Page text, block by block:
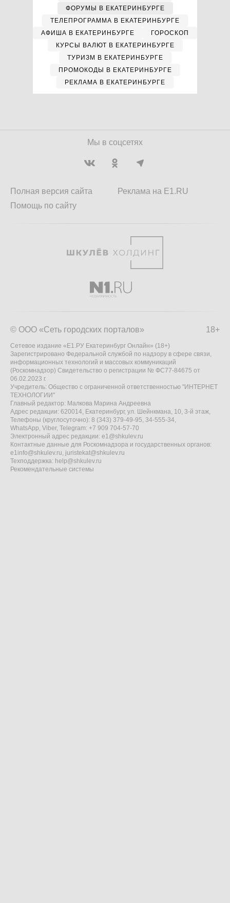
ФОРУМЫ В ЕКАТЕРИНБУРГЕ
ТЕЛЕПРОГРАММА В ЕКАТЕРИНБУРГЕ
АФИША В ЕКАТЕРИНБУРГЕ
ГОРОСКОП
КУРСЫ ВАЛЮТ В ЕКАТЕРИНБУРГЕ
ТУРИЗМ В ЕКАТЕРИНБУРГЕ
ПРОМОКОДЫ В ЕКАТЕРИНБУРГЕ
РЕКЛАМА В ЕКАТЕРИНБУРГЕ
Мы в соцсетях
Полная версия сайта
Помощь по сайту
Реклама на E1.RU
18+
© ООО «Сеть городских порталов»
Сетевое издание «Е1.РУ Екатеринбург Онлайн» (18+)
Зарегистрировано Федеральной службой по надзору в сфере связи,
информационных технологий и массовых коммуникаций
(Роскомнадзор) Свидетельство о регистрации № ФС77-84675 от
06.02.2023 г.
Учредитель: Общество с ограниченной ответственностью "ИНТЕРНЕТ
ТЕХНОЛОГИИ"
Главный редактор: Малкова Марина Андреевна
Адрес редакции: 620014, Екатеринбург, ул. Шейнкмана, 10, 3-й этаж,
Телефоны (круглосуточно): 8 (343) 379-49-95, 34-555-34,
WhatsApp, Viber, Telegram: +7 909 704-57-70
Электронный адрес редакции: e1@shkulev.ru
Контактные данные для Роскомнадзора и государственных органов:
e1info@shkulev.ru, juristekat@shkulev.ru
Техподдержка: help@shkulev.ru
Рекомендательные системы